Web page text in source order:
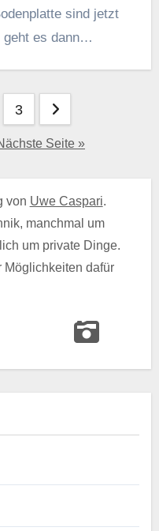
sind jetzt
geht es dann…
3
Seite »
von Uwe Caspari.
manchmal um
um private Dinge.
Möglichkeiten dafür